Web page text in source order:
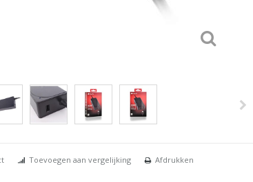
Toevoegen aan vergelijking Afdrukken